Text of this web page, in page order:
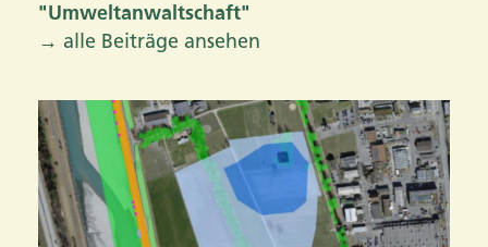
"Umweltanwaltschaft"
→ alle Beiträge ansehen